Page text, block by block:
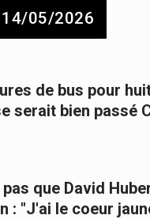
14/05/2026
de bus pour
serait bien passé
pas que David
: "J'ai le coeur